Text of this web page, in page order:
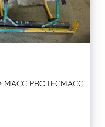
PROTECMACC